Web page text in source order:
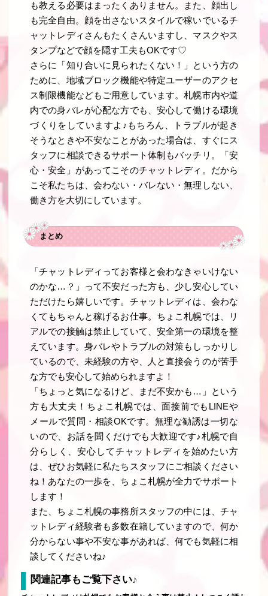
も教える必要はまったくありません。また、顔出し
も完全自由。顔を出さないスタイルで稼いでいるチ
ャットレディさんもたくさんいますし、マスクやス
タンプなどで顔を隠す工夫もOKです♡
さらに「知り合いに見られたくない！」という方の
ために、地域ブロック機能や特定ユーザーのアクセ
ス制限機能などもご用意しています。札幌市内や道
内での身バレが心配な方でも、安心して働ける環境
づくりをしていますよ♪もちろん、トラブルが起き
そうなときや不安なことがあった場合は、すぐにス
タッフに相談できるサポート体制もバッチリ。「安
心・安全」があってこそのチャットレディ。だから
こそ私たちは、会わない・バレない・無理しない、
働き方を大切にしています。
まとめ
「チャットレディってお客様と会わなきゃいけない
のかな…？」って不安だった方も、少し安心してい
ただけたら嬉しいです。チャットレディは、会わな
くてもちゃんと稼げるお仕事。ちょこ札幌では、リ
アルでの接触は禁止していて、安全第一の環境を整
えています。身バレやトラブルの対策もしっかりし
ているので、未経験の方や、人と直接会うのが苦手
な方でも安心して始められますよ！
「ちょっと気になるけど、まだ不安かも…」という
方も大丈夫！ちょこ札幌では、面接前でもLINEや
メールで質問・相談OKです。無理な勧誘は一切な
いので、お話を聞くだけでも大歓迎です♪札幌で自
分らしく、安心してチャットレディを始めたい方
は、ぜひお気軽に私たちスタッフにご相談ください
ね！あなたの一歩を、ちょこ札幌が全力でサポート
します！
また、ちょこ札幌の事務所スタッフの中には、チャ
ットレディ経験者も多数在籍していますので、何か
分からない事や不安な事があれば、何でも気軽に相
談してくださいね♪
関連記事もご覧下さい♪